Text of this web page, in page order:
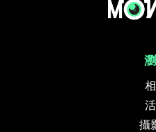
攝